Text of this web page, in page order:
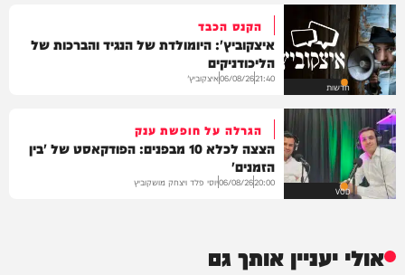
חדשות
הקנס הכבד
איצקוביץ': היומולדת של הנגיד והברכות של
הליכודניקים
21:40
06/08/26איצקוביץ'
VOD
הגרלה על חופשת ענק
הצצה לכלא 10 מבפנים: הפודקאסט של 'בין
הזמנים'
20:00
06/08/26יוסי פלד ויצחק מושקוביץ
אולי יעניין אותך גם